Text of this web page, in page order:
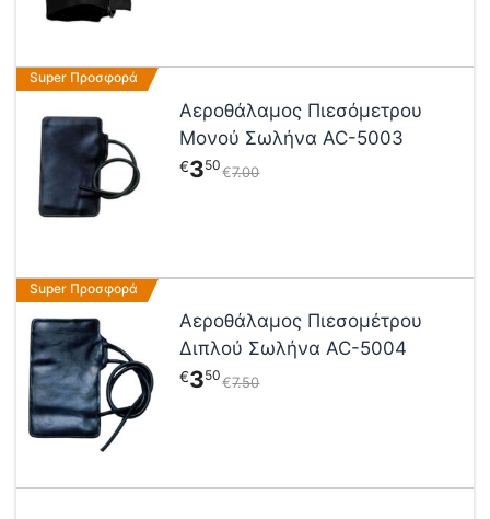
Super Προσφορά
Αεροθάλαμος Πιεσόμετρου
Μονού Σωλήνα AC-5003
7 00
€
350
€
Super Προσφορά
Αεροθάλαμος Πιεσομέτρου
Διπλού Σωλήνα AC-5004
7 50
€
350
€